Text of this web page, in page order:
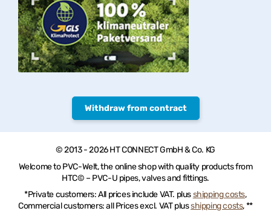
Withdraw from contract
© 2013 - 2026 HT CONNECT GmbH & Co. KG
Welcome to PVC-Welt, the online shop with quality products from
HTC© – PVC-U pipes, valves and fittings.
*Private customers: All prices include VAT. plusshipping costs,
Commercial customers: all Prices excl. VAT plusshipping costs, **